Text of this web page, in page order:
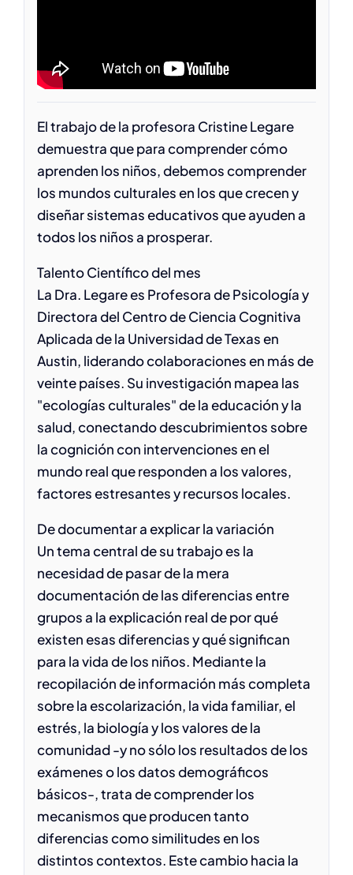
El trabajo de la profesora Cristine Legare
demuestra que para comprender cómo
aprenden los niños, debemos comprender
los mundos culturales en los que crecen y
diseñar sistemas educativos que ayuden a
todos los niños a prosperar.
Talento Científico del mes
La Dra. Legare es Profesora de Psicología y
Directora del Centro de Ciencia Cognitiva
Aplicada de la Universidad de Texas en
Austin, liderando colaboraciones en más de
veinte países. Su investigación mapea las
"ecologías culturales" de la educación y la
salud, conectando descubrimientos sobre
la cognición con intervenciones en el
mundo real que responden a los valores,
factores estresantes y recursos locales.
De documentar a explicar la variación
Un tema central de su trabajo es la
necesidad de pasar de la mera
documentación de las diferencias entre
grupos a la explicación real de por qué
existen esas diferencias y qué significan
para la vida de los niños. Mediante la
recopilación de información más completa
sobre la escolarización, la vida familiar, el
estrés, la biología y los valores de la
comunidad -y no sólo los resultados de los
exámenes o los datos demográficos
básicos-, trata de comprender los
mecanismos que producen tanto
diferencias como similitudes en los
distintos contextos. Este cambio hacia la